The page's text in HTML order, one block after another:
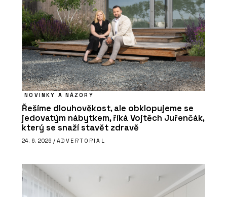
NOVINKY A NÁZORY
Řešíme dlouhověkost, ale obklopujeme se
jedovatým nábytkem, říká Vojtěch Juřenčák,
který se snaží stavět zdravě
24. 6. 2026 / ADVERTORIAL